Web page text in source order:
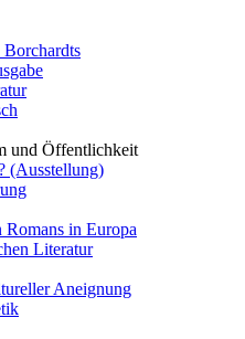
und Öffentlichkeit
(Ausstellung)
in Europa
Literatur
Aneignung